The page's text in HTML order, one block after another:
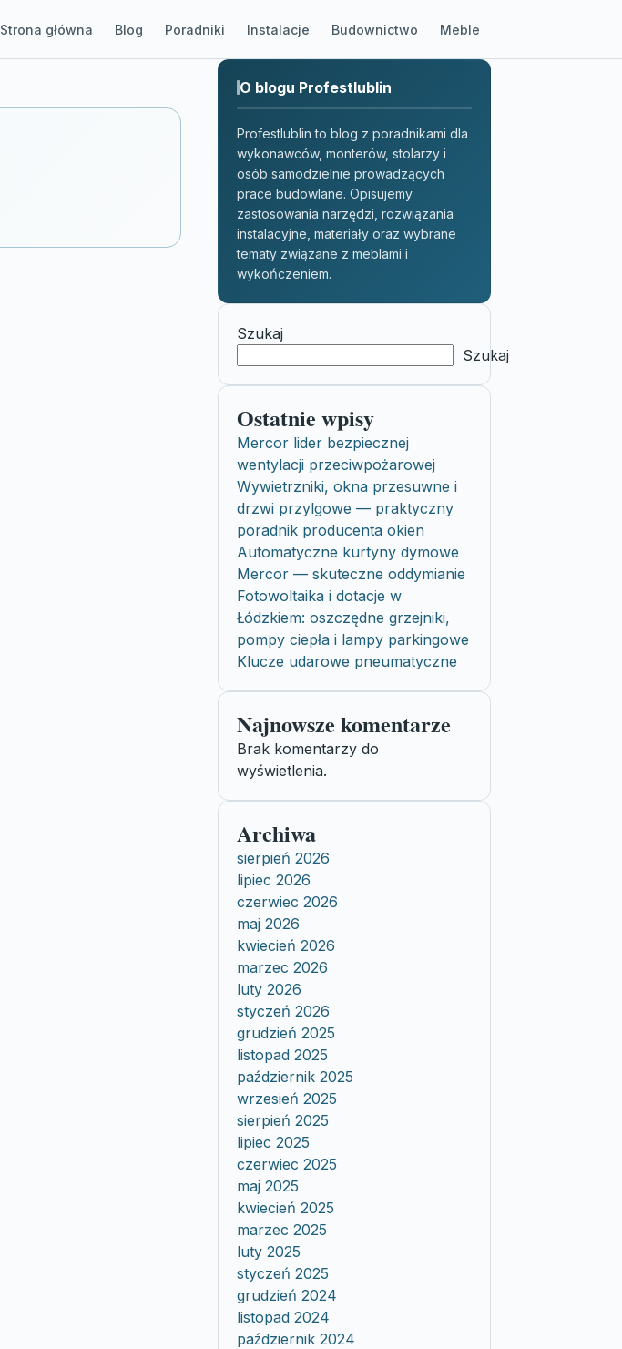
Strona główna Blog Poradniki Instalacje Budownictwo Meble
O blogu Profestlublin
Profestlublin to blog z poradnikami dla
wykonawców, monterów, stolarzy i
osób samodzielnie prowadzących
prace budowlane. Opisujemy
zastosowania narzędzi, rozwiązania
instalacyjne, materiały oraz wybrane
tematy związane z meblami i
wykończeniem.
Szukaj
Szukaj
Ostatnie wpisy
Mercor lider bezpiecznej
wentylacji przeciwpożarowej
Wywietrzniki, okna przesuwne i
drzwi przylgowe — praktyczny
poradnik producenta okien
Automatyczne kurtyny dymowe
Mercor — skuteczne oddymianie
Fotowoltaika i dotacje w
Łódzkiem: oszczędne grzejniki,
pompy ciepła i lampy parkingowe
Klucze udarowe pneumatyczne
Najnowsze komentarze
Brak komentarzy do
wyświetlenia.
Archiwa
sierpień 2026
lipiec 2026
czerwiec 2026
maj 2026
kwiecień 2026
marzec 2026
luty 2026
styczeń 2026
grudzień 2025
listopad 2025
październik 2025
wrzesień 2025
sierpień 2025
lipiec 2025
czerwiec 2025
maj 2025
kwiecień 2025
marzec 2025
luty 2025
styczeń 2025
grudzień 2024
listopad 2024
październik 2024